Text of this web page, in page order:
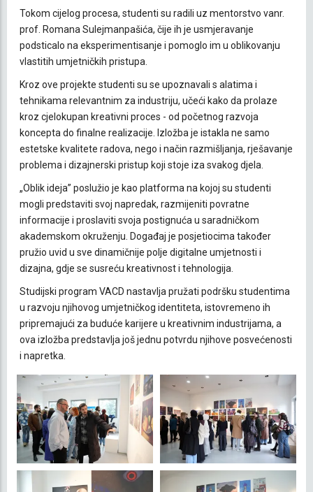
Tokom cijelog procesa, studenti su radili uz mentorstvo vanr.
prof. Romana Sulejmanpašića, čije ih je usmjeravanje
podsticalo na eksperimentisanje i pomoglo im u oblikovanju
vlastitih umjetničkih pristupa.
Kroz ove projekte studenti su se upoznavali s alatima i
tehnikama relevantnim za industriju, učeći kako da prolaze
kroz cjelokupan kreativni proces - od početnog razvoja
koncepta do finalne realizacije. Izložba je istakla ne samo
estetske kvalitete radova, nego i način razmišljanja, rješavanje
problema i dizajnerski pristup koji stoje iza svakog djela.
„Oblik ideja” poslužio je kao platforma na kojoj su studenti
mogli predstaviti svoj napredak, razmijeniti povratne
informacije i proslaviti svoja postignuća u saradničkom
akademskom okruženju. Događaj je posjetiocima također
pružio uvid u sve dinamičnije polje digitalne umjetnosti i
dizajna, gdje se susreću kreativnost i tehnologija.
Studijski program VACD nastavlja pružati podršku studentima
u razvoju njihovog umjetničkog identiteta, istovremeno ih
pripremajući za buduće karijere u kreativnim industrijama, a
ova izložba predstavlja još jednu potvrdu njihove posvećenosti
i napretka.